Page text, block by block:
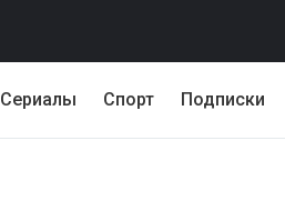
Сериалы Спорт Подписки